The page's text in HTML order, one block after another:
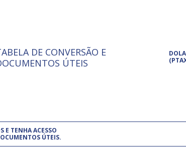
ISO 9001: 2015
A International Organization for
Standardization é um conjunto de
DE CONVERSÃO E
ÚTEIS
E TENHA ACESSO
ÚTEIS.